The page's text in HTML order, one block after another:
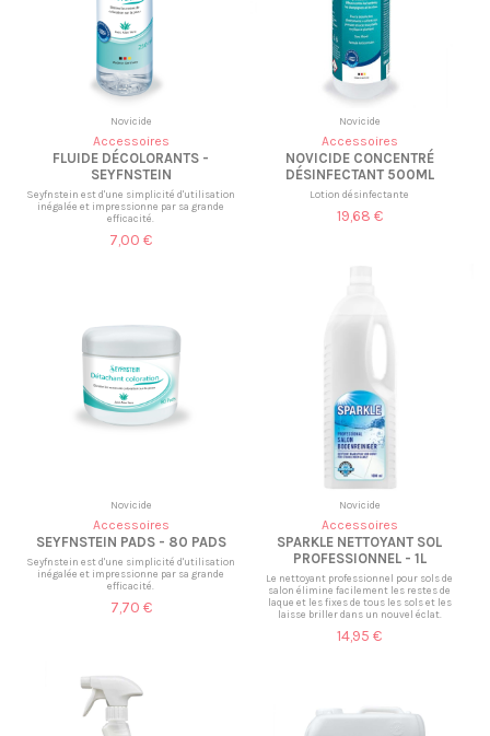
Novicide
Accessoires
FLUIDE DÉCOLORANTS -
SEYFNSTEIN
Seyfnstein est d'une simplicité d'utilisation
inégalée et impressionne par sa grande
efficacité.
7,00 €
Novicide
Accessoires
NOVICIDE CONCENTRÉ
DÉSINFECTANT 500ML
Lotion désinfectante
19,68 €
Novicide
Accessoires
SEYFNSTEIN PADS - 80 PADS
Seyfnstein est d'une simplicité d'utilisation
inégalée et impressionne par sa grande
efficacité.
7,70 €
Novicide
Accessoires
SPARKLE NETTOYANT SOL
PROFESSIONNEL - 1L
Le nettoyant professionnel pour sols de
salon élimine facilement les restes de
laque et les fixes de tous les sols et les
laisse briller dans un nouvel éclat.
14,95 €